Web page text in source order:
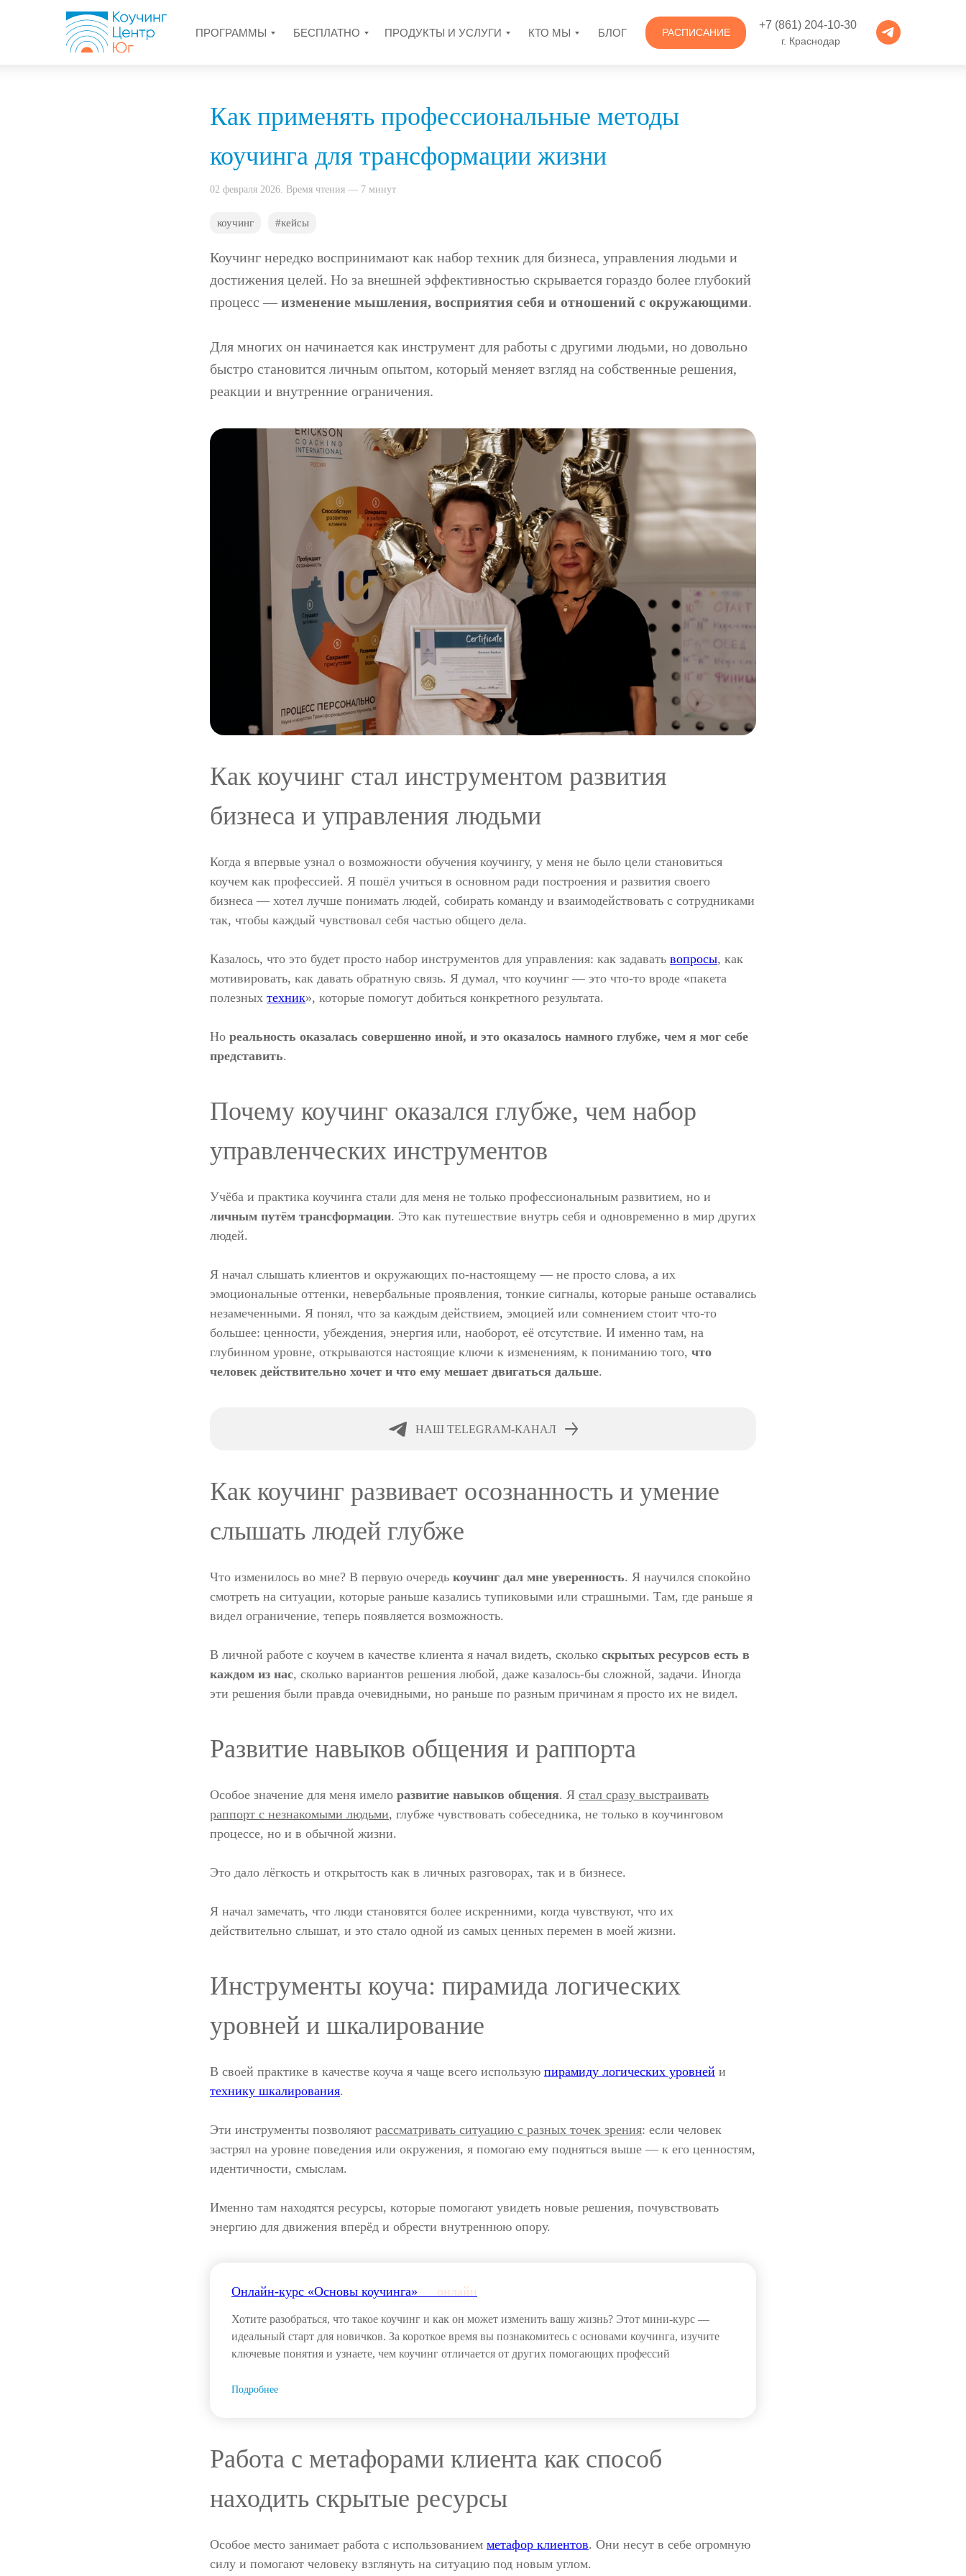
РАСПИСАНИЕ
ПРОГРАММЫ БЕСПЛАТНО ПРОДУКТЫ И УСЛУГИ КТО МЫ БЛОГ
+7 (861) 204-10-30
г. Краснодар
Как применять профессиональные методы
коучинга для трансформации жизни
02 февраля 2026. Время чтения — 7 минут
коучинг #кейсы
Коучинг нередко воспринимают как набор техник для бизнеса, управления людьми и
достижения целей. Но за внешней эффективностью скрывается гораздо более глубокий
процесс — изменение мышления, восприятия себя и отношений с окружающими.
Для многих он начинается как инструмент для работы с другими людьми, но довольно
быстро становится личным опытом, который меняет взгляд на собственные решения,
реакции и внутренние ограничения.
Как коучинг стал инструментом развития
бизнеса и управления людьми
Когда я впервые узнал о возможности обучения коучингу, у меня не было цели становиться
коучем как профессией. Я пошёл учиться в основном ради построения и развития своего
бизнеса — хотел лучше понимать людей, собирать команду и взаимодействовать с сотрудниками
так, чтобы каждый чувствовал себя частью общего дела.
Казалось, что это будет просто набор инструментов для управления: как задавать вопросы, как
мотивировать, как давать обратную связь. Я думал, что коучинг — это что-то вроде «пакета
полезных техник», которые помогут добиться конкретного результата.
Но реальность оказалась совершенно иной, и это оказалось намного глубже, чем я мог себе
представить.
Почему коучинг оказался глубже, чем набор
управленческих инструментов
Учёба и практика коучинга стали для меня не только профессиональным развитием, но и
личным путём трансформации. Это как путешествие внутрь себя и одновременно в мир других
людей.
Я начал слышать клиентов и окружающих по-настоящему — не просто слова, а их
эмоциональные оттенки, невербальные проявления, тонкие сигналы, которые раньше оставались
незамеченными. Я понял, что за каждым действием, эмоцией или сомнением стоит что-то
большее: ценности, убеждения, энергия или, наоборот, её отсутствие. И именно там, на
глубинном уровне, открываются настоящие ключи к изменениям, к пониманию того, что
человек действительно хочет и что ему мешает двигаться дальше.
НАШ TELEGRAM-КАНАЛ
Как коучинг развивает осознанность и умение
слышать людей глубже
Что изменилось во мне? В первую очередь коучинг дал мне уверенность. Я научился спокойно
смотреть на ситуации, которые раньше казались тупиковыми или страшными. Там, где раньше я
видел ограничение, теперь появляется возможность.
В личной работе с коучем в качестве клиента я начал видеть, сколько скрытых ресурсов есть в
каждом из нас, сколько вариантов решения любой, даже казалось-бы сложной, задачи. Иногда
эти решения были правда очевидными, но раньше по разным причинам я просто их не видел.
Развитие навыков общения и раппорта
Особое значение для меня имело развитие навыков общения. Я стал сразу выстраивать
раппорт с незнакомыми людьми, глубже чувствовать собеседника, не только в коучинговом
процессе, но и в обычной жизни.
Это дало лёгкость и открытость как в личных разговорах, так и в бизнесе.
Я начал замечать, что люди становятся более искренними, когда чувствуют, что их
действительно слышат, и это стало одной из самых ценных перемен в моей жизни.
Инструменты коуча: пирамида логических
уровней и шкалирование
В своей практике в качестве коуча я чаще всего использую пирамиду логических уровней и
технику шкалирования.
Эти инструменты позволяют рассматривать ситуацию с разных точек зрения: если человек
застрял на уровне поведения или окружения, я помогаю ему подняться выше — к его ценностям,
идентичности, смыслам.
Именно там находятся ресурсы, которые помогают увидеть новые решения, почувствовать
энергию для движения вперёд и обрести внутреннюю опору.
Онлайн-курс «Основы коучинга»___ онлайн
Хотите разобраться, что такое коучинг и как он может изменить вашу жизнь? Этот мини-курс —
идеальный старт для новичков. За короткое время вы познакомитесь с основами коучинга, изучите
ключевые понятия и узнаете, чем коучинг отличается от других помогающих профессий
Подробнее
Работа с метафорами клиента как способ
находить скрытые ресурсы
Особое место занимает работа с использованием метафор клиентов. Они несут в себе огромную
силу и помогают человеку взглянуть на ситуацию под новым углом.